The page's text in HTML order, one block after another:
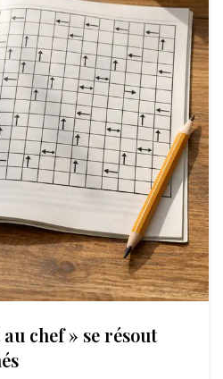
chef » se résout